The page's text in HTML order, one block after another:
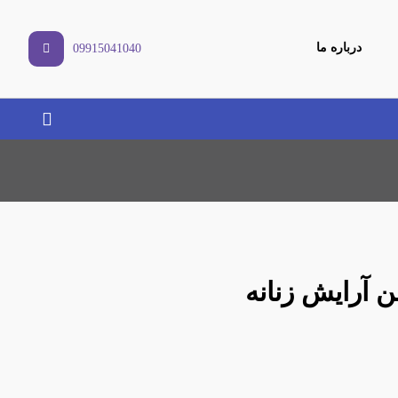
درباره ما 09915041040
آرایش زنانه